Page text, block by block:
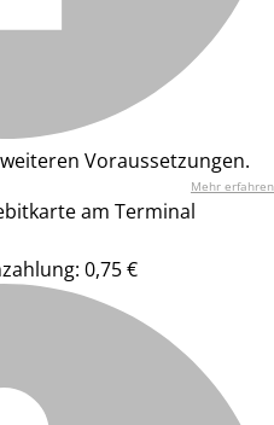
Voraussetzungen.
Mehr erfahren
am Terminal
0,75 €